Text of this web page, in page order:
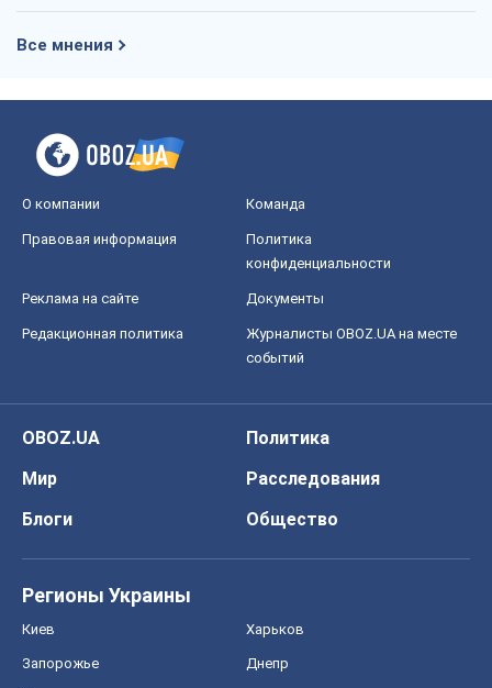
Все мнения
О компании Команда
Правовая информация
Политика
конфиденциальности
Реклама на сайте Документы
Редакционная политика
Журналисты OBOZ.UA на месте
событий
OBOZ.UA
Политика
Мир
Расследования
Блоги
Общество
Регионы Украины
Киев Харьков
Запорожье Днепр